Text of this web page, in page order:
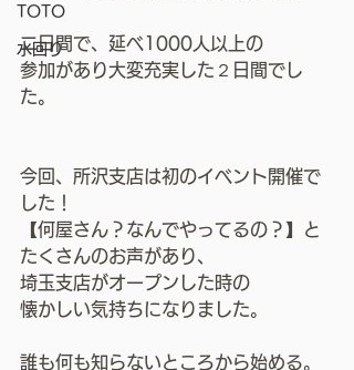
TOTO
水回り
二日間で、延べ1000人以上の
参加があり大変充実した２日間でし
た。
今回、所沢支店は初のイベント開催で
した！
【何屋さん？なんでやってるの？】と
たくさんのお声があり、
埼玉支店がオープンした時の
懐かしい気持ちになりました。
誰も何も知らないところから始める。